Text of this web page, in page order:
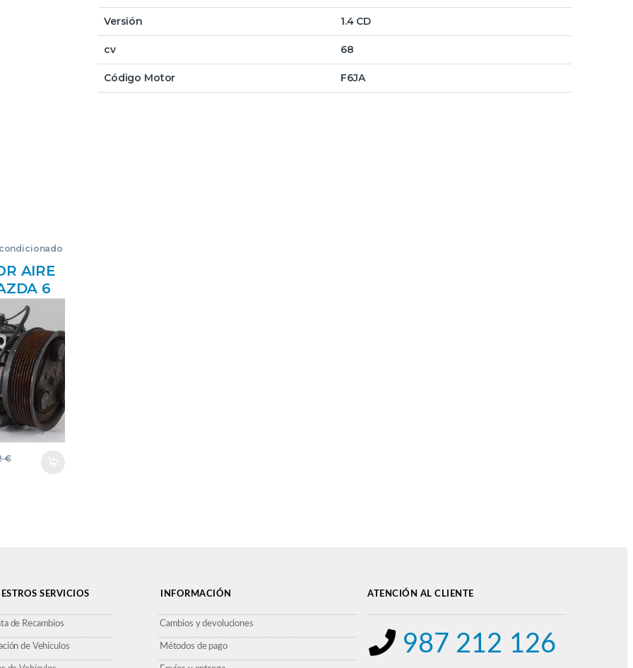
Versión 1.4 CD
cv 68
Código Motor F6JA
AIRE
6
DI D/RF
€
SERVICIOS
de Recambios
de Vehículos
INFORMACIÓN
Cambios y devoluciones
Métodos de pago
ATENCIÓN AL CLIENTE
987 212 126